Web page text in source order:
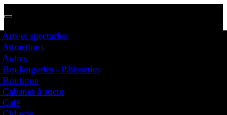
Arts et spectacles
Attractions
Autres
Boulangeries - Pâtisseries
Boutique
Cabanes à sucre
Café
Nous avons des représentants partout au Québec !
Dites nous dans quelle région vous vous situez et prenez contact avec votre représentant
Festival